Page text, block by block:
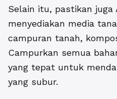
Selain itu, pastikan juga
menyediakan media
campuran tanah,
Campurkan semua
yang tepat untuk
yang subur.